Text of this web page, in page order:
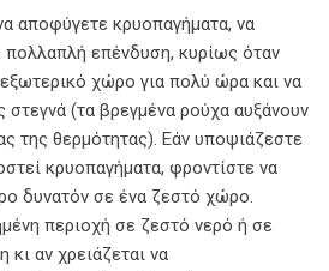
αποφύγετε κρυοπαγήματα, να
επένδυση, κυρίως όταν
χώρο για πολύ ώρα και να
στεγνά (τα βρεγμένα ρούχα αυξάνουν
της θερμότητας). Εάν υποψιάζεστε
κρυοπαγήματα, φροντίστε να
δυνατόν σε ένα ζεστό χώρο.
περιοχή σε ζεστό νερό ή σε
κι αν χρειάζεται να